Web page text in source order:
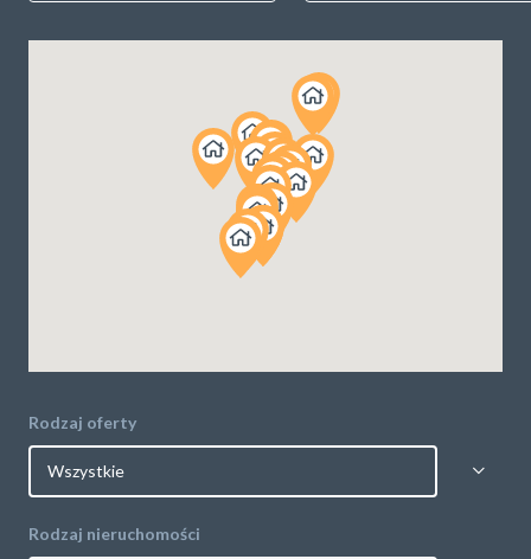
DLA DEWELOPERÓW
USŁUGI DODATKOWE
O NAS
KONTAKT
Rodzaj oferty
Rodzaj nieruchomości